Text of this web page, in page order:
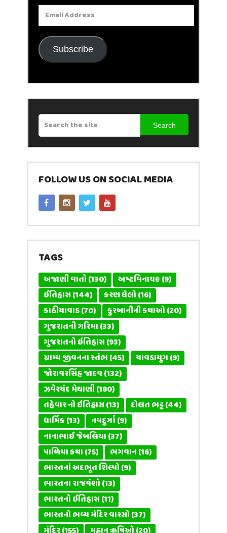
Email
Address
Subscribe
Search
FOLLOW US ON SOCIAL MEDIA
TAGS
અજાણી વાતો(130) અષ્ટવિનાયક(9)
ઈતિહાસ(144) કરણ ઘેલો(16)
કાઠીયાવાડ(70) કુરબાનીની કથાઓ(20)
ગુજરાતની ગરિમા(33)
ગુજરાતનો ઇતિહાસ(93)
ગ્રામ્ય જીવનના સ્તંભ(45) ચાવડાયુગ(9)
જોરાવરસિંહ જાદવ(132)
ઝવેરચંદ મેઘાણી(180)
તહેવાર નો ઇતિહાસ(13) દોલત ભટ્ટ(44)
ધાર્મિક(13) નવદુર્ગા(9)
નાનાભાઈ જેબલિયા(37)
પાળિયા કથા(75) ભગવાન(16)
ભારતનાં અદભૂત શિલ્પો(9)
ભારતના રાજવંશો(13)
ભારતનો ઈતિહાસ(11)
ભારતનો ભવ્ય મંદિર વારસો(37)